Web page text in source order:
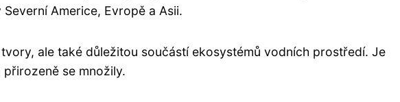
Americe, Evropě a Asii.
ale také důležitou součástí ekosystémů vodních prostředí. Je
se množily.